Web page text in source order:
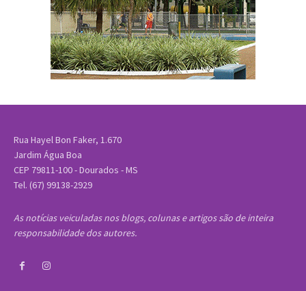
Rua Hayel Bon Faker, 1.670
Jardim Água Boa
CEP 79811-100 - Dourados - MS
Tel. (67) 99138-2929
As notícias veiculadas nos blogs, colunas e artigos são de inteira
responsabilidade dos autores.